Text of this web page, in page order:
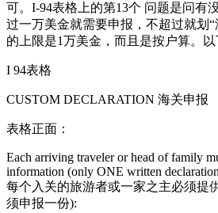
可。I-94表格上的第13个 问题是问有
过一万美金就需要申报，不超过就划
的上限是1万美金，而且是按户算。以
I 94表格
CUSTOM DECLARATION 海关申报
表格正面：
Each arriving traveler or head of family
information (only ONE written
每个入关的旅游者或一家之主必须提
须申报一份):